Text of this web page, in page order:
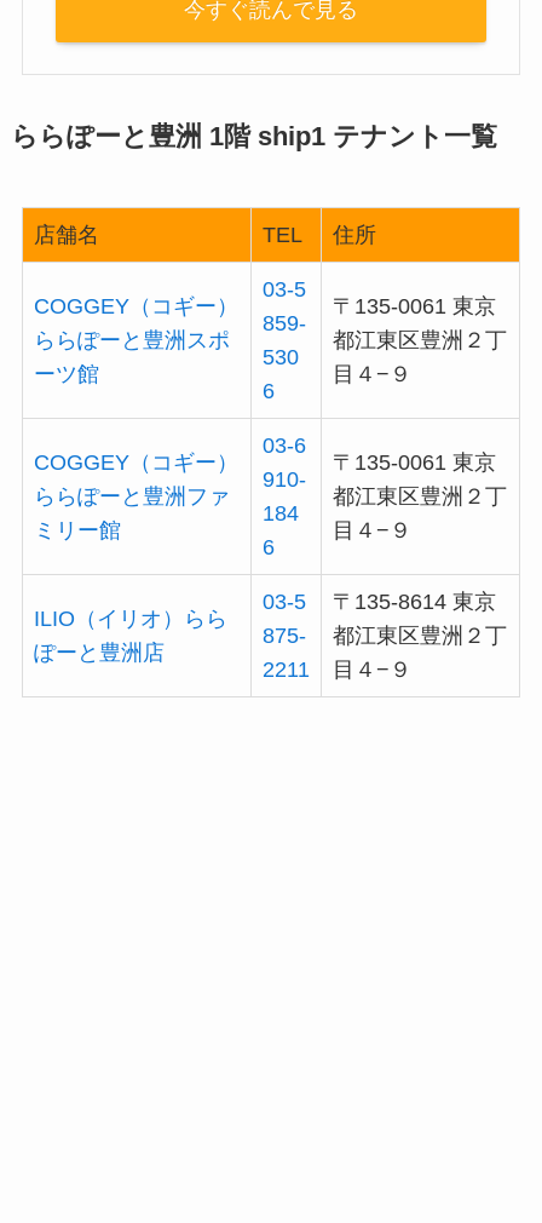
今すぐ読んで見る
ららぽーと豊洲 1階 ship1 テナント一覧
店舗名 TEL 住所
COGGEY（コギー）
ららぽーと豊洲スポ
ーツ館
03-5
859-
530
6
〒135-0061 東京
都江東区豊洲２丁
目４−９
COGGEY（コギー）
ららぽーと豊洲ファ
ミリー館
03-6
910-
184
6
〒135-0061 東京
都江東区豊洲２丁
目４−９
ILIO（イリオ）らら
ぽーと豊洲店
03-5
875-
2211
〒135-8614 東京
都江東区豊洲２丁
目４−９